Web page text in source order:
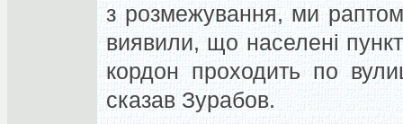
з розмежування, ми
виявили, що населені
кордон проходить по
сказав Зурабов.